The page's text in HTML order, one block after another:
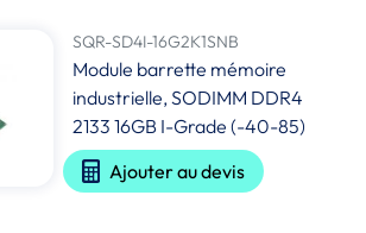
SQR-SD4I-16G2K1SNB
Module barrette mémoire
industrielle, SODIMM DDR4
2133 16GB I-Grade (-40-85)
Ajouter au devis